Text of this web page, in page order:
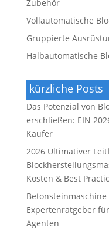
Zubehör
Vollautomatische
Gruppierte
Halbautomatische
kürzliche Posts
Das Potenzial von
erschließen: EIN
Käufer
2026 Ultimativer
Kosten & Best
Betonsteinmaschine
Expertenratgeber
Agenten